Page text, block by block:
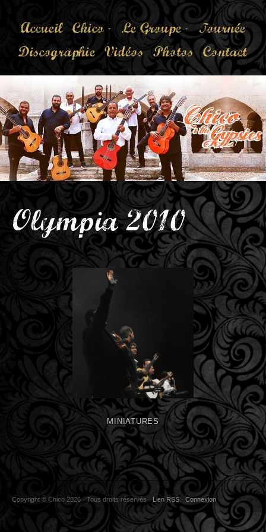
Accueil Chico Le Groupe
Tournée
Discographie Vidéos Photos Contact
Olympia 2010
MINIATURES
Copyright © Chico 2026 · Tous droits réservés ·Lien RSS · Connexion